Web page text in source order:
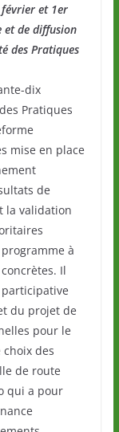
et 1er
et de diffusion
des Pratiques
dix
Pratiques
mise en place
de
la validation
à
Il
du projet de
pour le
des
de route
qui a pour